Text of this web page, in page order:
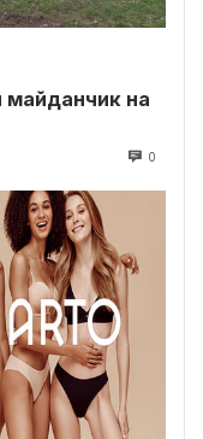
майданчик на
0